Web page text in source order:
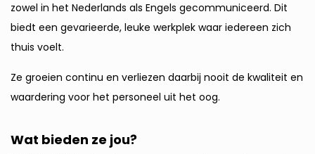
zowel in het Nederlands als Engels gecommuniceerd. Dit
biedt een gevarieerde, leuke werkplek waar iedereen zich
thuis voelt.
Ze groeien continu en verliezen daarbij nooit de kwaliteit en
waardering voor het personeel uit het oog.
Wat bieden ze jou?